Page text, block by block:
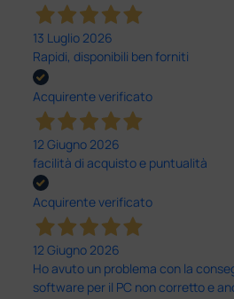
13 Luglio 2026
Rapidi, disponibili ben forniti
Acquirente verificato
12 Giugno 2026
facilità di acquisto e puntualità
Acquirente verificato
12 Giugno 2026
Ho avuto un problema con la
software per il PC non corretto e